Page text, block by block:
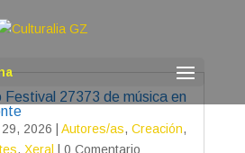
Festival 27373 de música en
2026 Autores/as, Creación,
, Xeral
| 0 Comentario